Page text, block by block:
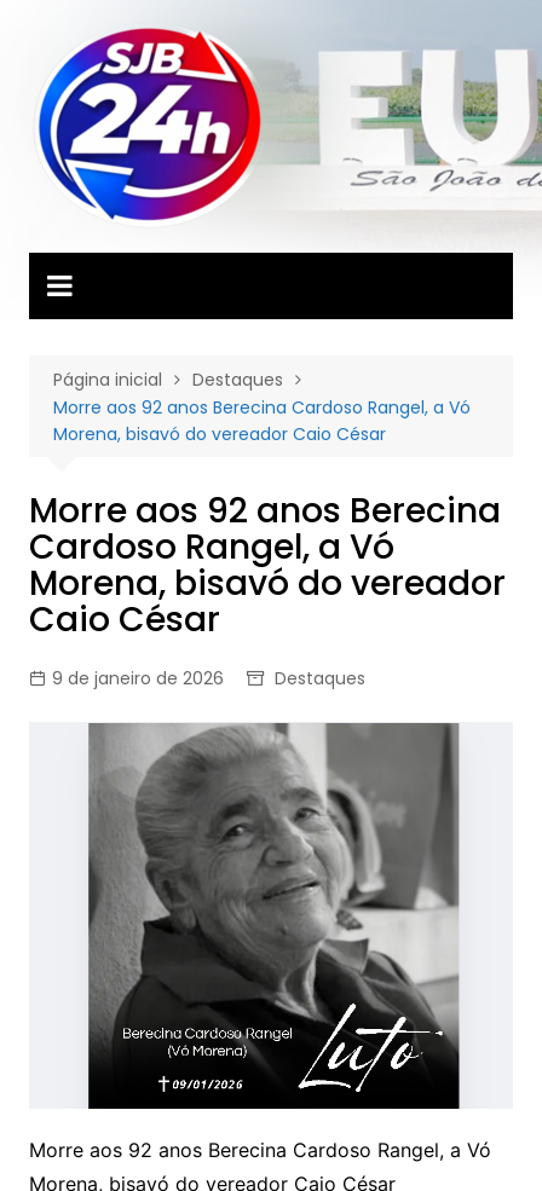
conteúdo
Página inicial
Destaques
Morre aos 92 anos Berecina Cardoso Rangel, a Vó
Morena, bisavó do vereador Caio César
Morre aos 92 anos Berecina
Cardoso Rangel, a Vó
Morena, bisavó do vereador
Caio César
9 de janeiro de 2026 Destaques
Morre aos 92 anos Berecina Cardoso Rangel, a Vó
Morena, bisavó do vereador Caio César